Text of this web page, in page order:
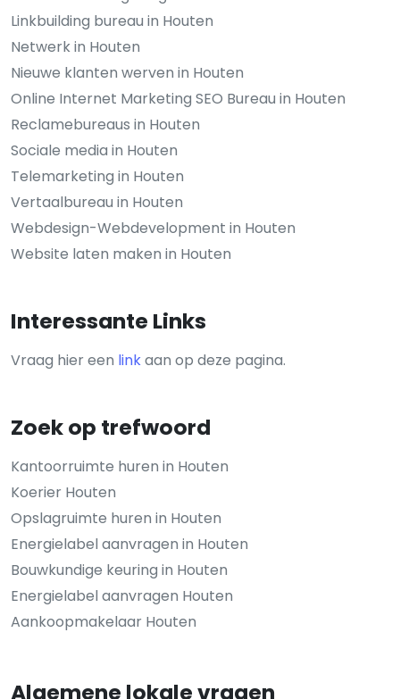
Linkbuilding bureau in Houten
Netwerk in Houten
Nieuwe klanten werven in Houten
Online Internet Marketing SEO Bureau in Houten
Reclamebureaus in Houten
Sociale media in Houten
Telemarketing in Houten
Vertaalbureau in Houten
Webdesign-Webdevelopment in Houten
Website laten maken in Houten
Interessante Links
Vraag hier een linkaan op deze pagina.
Zoek op trefwoord
Kantoorruimte huren in Houten
Koerier Houten
Opslagruimte huren in Houten
Energielabel aanvragen in Houten
Bouwkundige keuring in Houten
Energielabel aanvragen Houten
Aankoopmakelaar Houten
Algemene lokale vragen